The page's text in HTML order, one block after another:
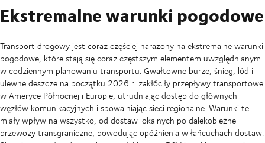
Ekstremalne warunki pogodowe
Transport drogowy jest coraz częściej narażony na ekstremalne warunki
pogodowe, które stają się coraz częstszym elementem uwzględnianym
w codziennym planowaniu transportu. Gwałtowne burze, śnieg, lód i
ulewne deszcze na początku 2026 r. zakłóciły przepływy transportowe
w Ameryce Północnej i Europie, utrudniając dostęp do głównych
węzłów komunikacyjnych i spowalniając sieci regionalne. Warunki te
miały wpływ na wszystko, od dostaw lokalnych po dalekobieżne
przewozy transgraniczne, powodując opóźnienia w łańcuchach dostaw.